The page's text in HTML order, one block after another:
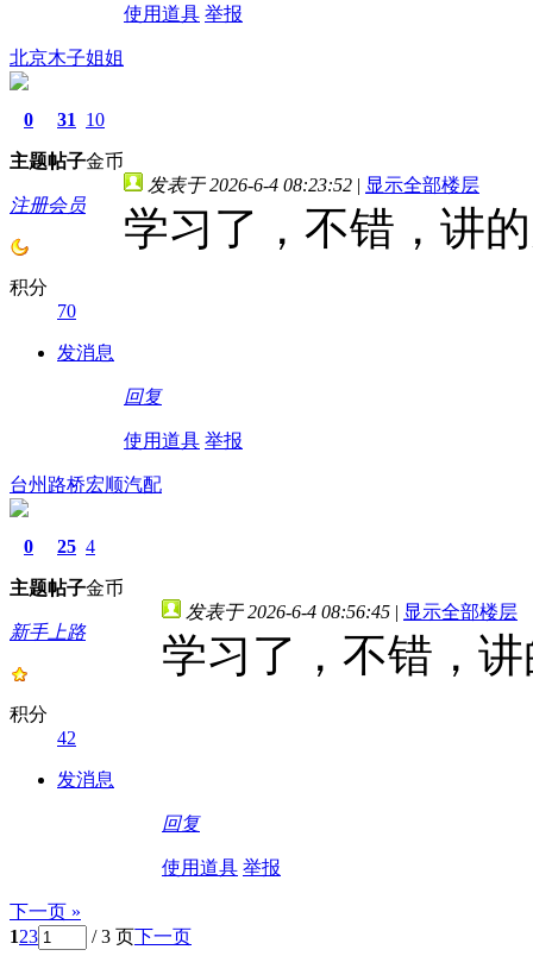
使用道具 举报
北京木子姐姐
0
主题
31
帖子
10
金币
注册会员
积分
70
发消息
发表于 2026-6-4 08:23:52 | 显示全部楼层
学习了，不错，讲
回复
使用道具 举报
台州路桥宏顺汽配
0
主题
25
帖子
4
金币
新手上路
积分
42
发消息
发表于 2026-6-4 08:56:45 | 显示全部楼层
学习了，不错，
回复
使用道具 举报
下一页 »
123 / 3 页下一页